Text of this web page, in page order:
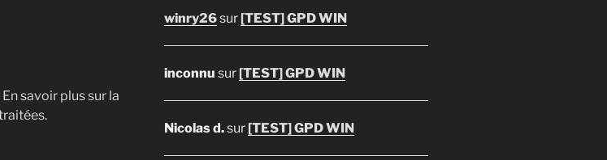
En savoir plus sur la
.
winry26sur [TEST] GPD WIN
inconnu sur [TEST] GPD WIN
Nicolas d.sur [TEST] GPD WIN